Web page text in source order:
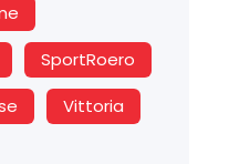
SportRoero
Vittoria